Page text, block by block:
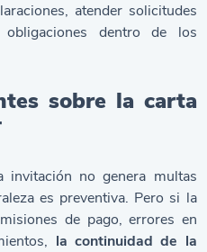
atender solicitudes
dentro de los
sobre la carta
invitación no genera multas
es preventiva. Pero si la
de pago, errores en
la continuidad de la